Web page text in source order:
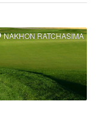
NAKHON RATCHASIMA